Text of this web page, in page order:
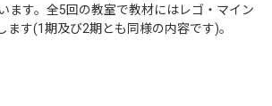
ます。全5回の教室で教材にはレゴ・マイン
ます(1期及び2期とも同様の内容です)。